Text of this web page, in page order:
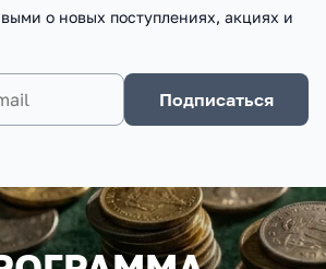
о новых поступлениях, акциях и
Подписаться